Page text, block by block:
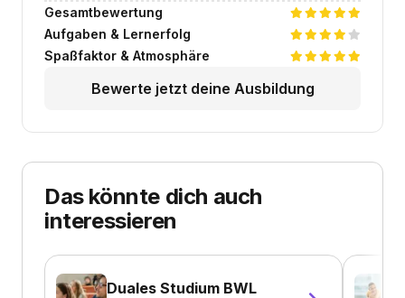
Gesamtbewertung
Aufgaben & Lernerfolg
Spaßfaktor & Atmosphäre
Bewerte jetzt deine Ausbildung
Das könnte dich auch
interessieren
Duales Studium BWL